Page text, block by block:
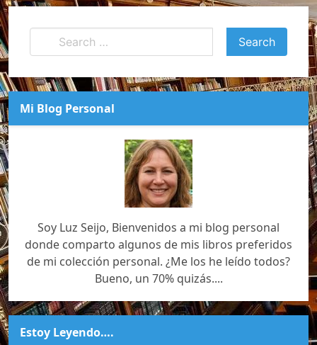
Mi Blog Personal
Soy Luz Seijo, Bienvenidos a mi blog personal
donde comparto algunos de mis libros preferidos
de mi colección personal. ¿Me los he leído todos?
Bueno, un 70% quizás....
Estoy Leyendo….